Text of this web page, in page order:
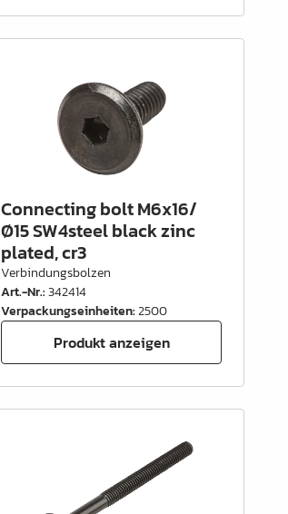
Connecting bolt M6x16/
Ø15 SW4steel black zinc
plated, cr3
Verbindungsbolzen
Art.-Nr.:342414
Verpackungseinheiten:2500
Produkt anzeigen